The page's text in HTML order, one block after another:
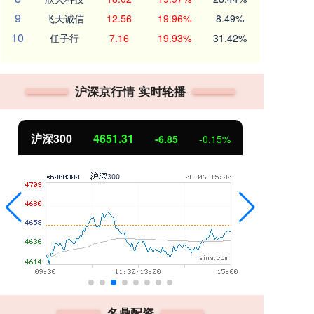
9 飞天诚信 12.56 19.96% 8.49%
10 任子行 7.16 19.93% 31.42%
沪深京行情 实时轮播
北证50 1122.88 3.42 0.30%